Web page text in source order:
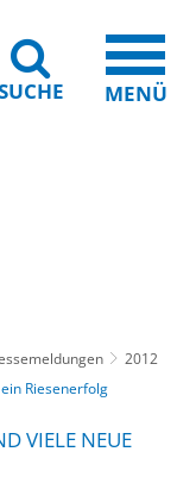
MENÜ
2012
Riesenerfolg
VIELE NEUE